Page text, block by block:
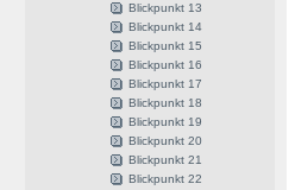
Blickpunkt 13
Blickpunkt 14
Blickpunkt 15
Blickpunkt 16
Blickpunkt 17
Blickpunkt 18
Blickpunkt 19
Blickpunkt 20
Blickpunkt 21
Blickpunkt 22